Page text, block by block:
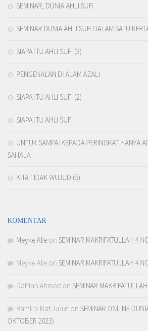
SEMINAR, DUNIA AHLI SUFI
SEMINAR DUNIA AHLI SUFI DALAM SATU
SIAPA ITU AHLI SUFI (3)
PENGENALAN DI ALAM AZALI
SIAPA ITU AHLI SUFI (2)
SIAPA ITU AHLI SUFI
UNTUK SAMPAI KEPADA PERINGKAT HANYA
SAHAJA
KITA TIDAK WUJUD (5)
KOMENTAR
Meyke Alie on SEMINAR MAKRIFATULLAH 4
Meyke Alie on SEMINAR MAKRIFATULLAH 4
Dahlan Ahmad on SEMINAR
Ramli b Mat Junin on SEMINAR ONLINE
OKTOBER 2023)